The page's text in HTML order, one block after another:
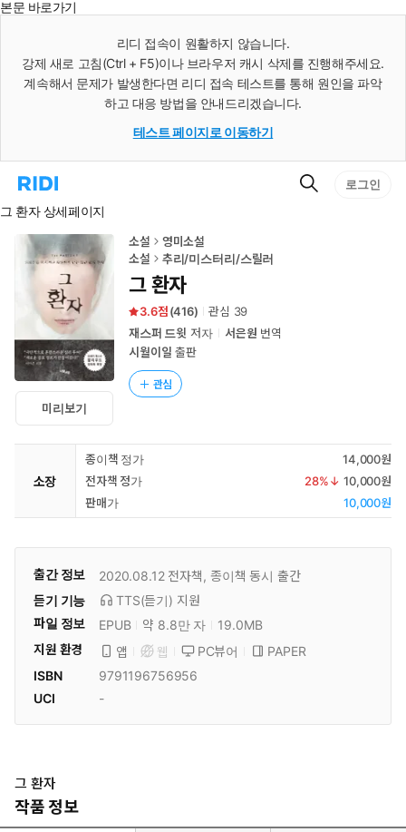
본문 바로가기
리디 접속이 원활하지 않습니다.
강제 새로 고침(Ctrl + F5)이나 브라우저 캐시 삭제를 진행해주세요.
계속해서 문제가 발생한다면 리디 접속 테스트를 통해 원인을 파악
하고 대응 방법을 안내드리겠습니다.
테스트 페이지로 이동하기
리
홈
동
검
로그인
그 환자 상세페이지
미리보기
소설
영미소설
소설
추리/미스터리/스릴러
그 환자
3.6 (416) 관심 39
재스퍼 드윗 저자 서은원 번역
시월이일 출판
관심
소장
종이책 정가
14,000원
전자책 정가
28%↓ 10,000원
판매가
10,000원
출간 정보 2020.08.12 전자책, 종이책 동시 출간
듣기 기능
TTS(듣기) 지원
파일 정보
EPUB 약 8.8만 자
19.0MB
지원 환경
앱 웹 PC뷰어
PAPER
ISBN
9791196756956
UCI
-
그 환자
작품 정보